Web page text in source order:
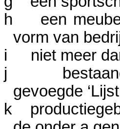
h
een
vorm van
i
niet meer
j
gevoegde
k